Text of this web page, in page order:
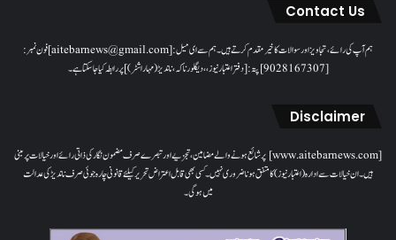
Contact Us
ہم آپ کی رائے، تجاویز اور سوالات کا خیرمقدم کرتے ہیں۔ ہم سےای میل: [aitebarnews@gmail.com]فون نمبر:
[9028167307]پتہ: [دفتر اعتبار نیوز، ، دیگلور ناکہ، ناندیڑ(مہاراشٹر) ] پر رابطہ کیا جاسکتا ہے۔
Disclaimer
[www.aitebarnews.com] پر شائع ہونے والے مضامین، تجزیے اور تبصرے صرف مضمون نگار کی ذاتی رائے اور خیالات پر مبنی
ہیں۔ ان خیالات سے ادارہ (اعتبار نیوز) کا متفق ہونا ضروری نہیں۔ کسی بھی قابل اعتراض تحریر کیلئے قانونی چارہ جوئی صرف ناندیڑ کی عدالت
میں ہوگی۔